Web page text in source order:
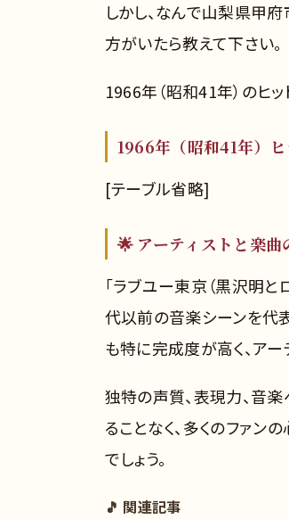
しかし、なんで山梨県甲
方がいたら教えて下さい。
1966年（昭和41年）のヒ
1966年（昭和41年）
[テーブル省略]
🌟 アーティストと楽曲
「ラブユー東京（黒沢明
代以前の音楽シーンを代
も特に完成度が高く、ア
独特の声質、表現力、音
ることなく、多くのファ
でしょう。
🎵 関連記事